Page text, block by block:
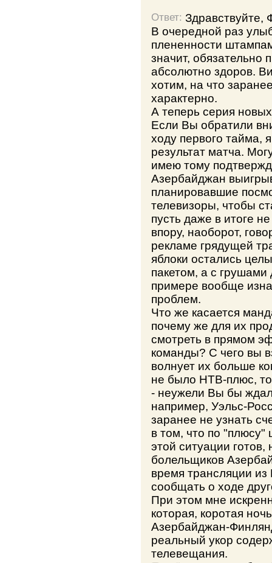
Ответ:Здравствуйте,
В очередной раз
плененности
значит, обязательно
абсолютно здоров.
хотим, на что
характерно.
А теперь серия
Если Вы обратили
ходу первого тайма,
результат матча.
имею тому
Азербайджан
планировавшие
телевизоры, чтобы
пусть даже в итоге
впору, наоборот,
рекламе грядущей
яблоки остались
пакетом, а с
примере вообще
проблем.
Что же касается
почему же для их
смотреть в прямом
команды? С чего вы
волнует их больше
не было НТВ-плюс, то
- неужели Вы бы
например, Уэльс-
заранее не узнать
в том, что по
этой ситуации
болельщиков
время трансляции
сообщать о ходе
При этом мне
которая, коротая
Азербайджан-
реальный укор
телевещания.